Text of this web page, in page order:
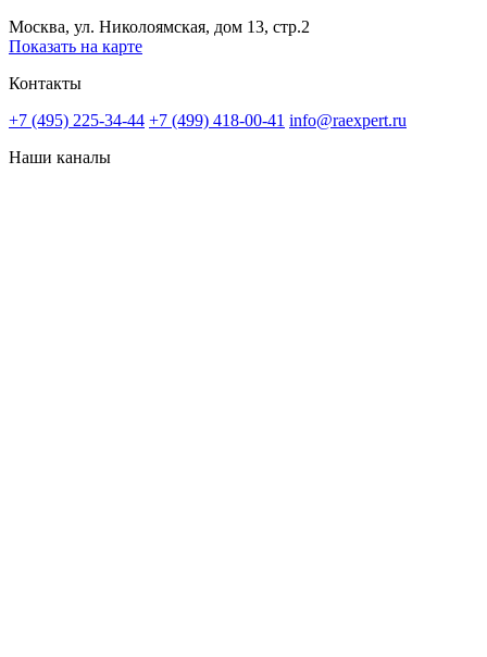
Москва, ул. Николоямская, дом 13, стр.2
Показать на карте
Контакты
+7 (495) 225-34-44 +7 (499) 418-00-41 info@raexpert.ru
Наши каналы